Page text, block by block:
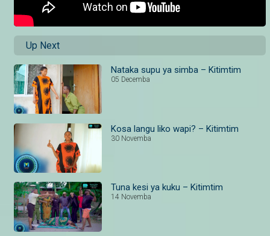
Up Next
Nataka supu ya simba – Kitimtim
05 Decemba
Kosa langu liko wapi? – Kitimtim
30 Novemba
Tuna kesi ya kuku – Kitimtim
14 Novemba